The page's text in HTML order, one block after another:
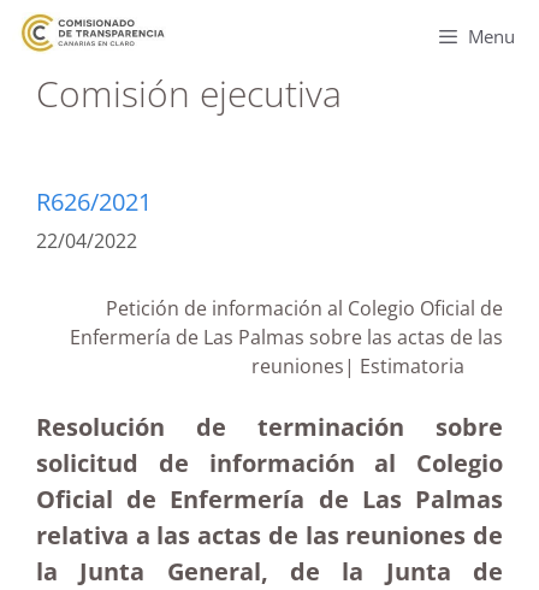
Menu
Comisión ejecutiva
R626/2021
22/04/2022
Petición de información al Colegio Oficial de
Enfermería de Las Palmas sobre las actas de las
reuniones| Estimatoria
Resolución de terminación sobre
solicitud de información al Colegio
Oficial de Enfermería de Las Palmas
relativa a las actas de las reuniones de
la Junta General, de la Junta de